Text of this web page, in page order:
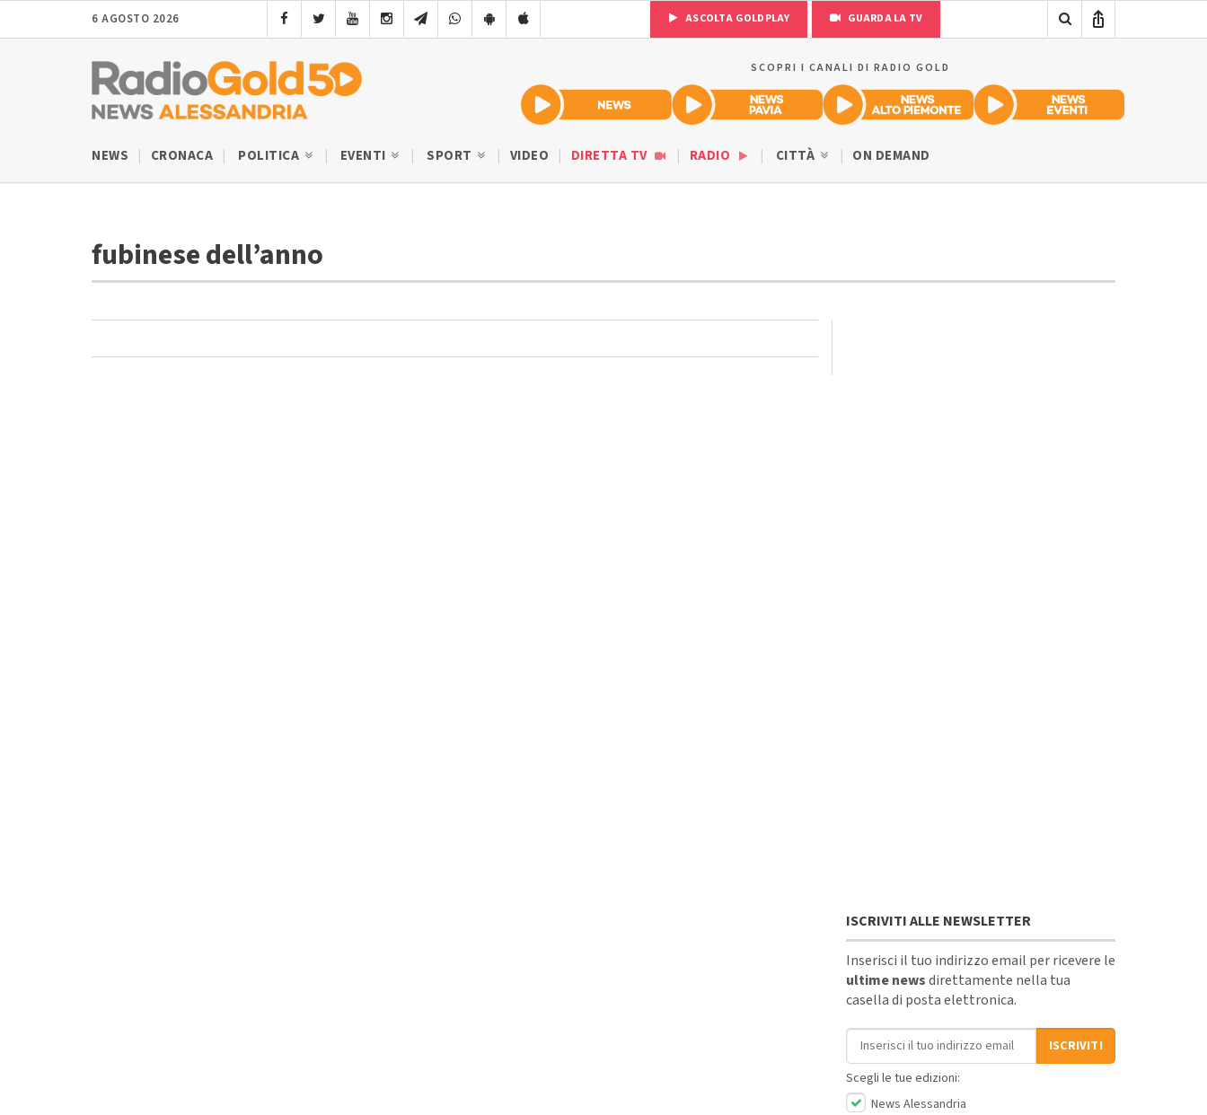
6 AGOSTO 2026 ASCOLTA GOLDPLAY GUARDA LA TV
SCOPRI I CANALI DI RADIO GOLD
NEWS CRONACA POLITICA EVENTI SPORT VIDEO DIRETTA TV RADIO CITTÀ ON DEMAND
fubinese dell’anno
ISCRIVITI ALLE NEWSLETTER
Inserisci il tuo indirizzo email per ricevere le
ultime newsdirettamente nella tua
casella di posta elettronica.
Indirizzo email
ISCRIVITI
Scegli le tue edizioni:
News Alessandria